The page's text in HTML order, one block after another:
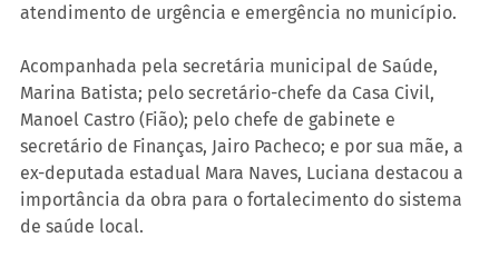
atendimento de urgência e emergência no município.
Acompanhada pela secretária municipal de Saúde,
Marina Batista; pelo secretário-chefe da Casa Civil,
Manoel Castro (Fião); pelo chefe de gabinete e
secretário de Finanças, Jairo Pacheco; e por sua mãe, a
ex-deputada estadual Mara Naves, Luciana destacou a
importância da obra para o fortalecimento do sistema
de saúde local.